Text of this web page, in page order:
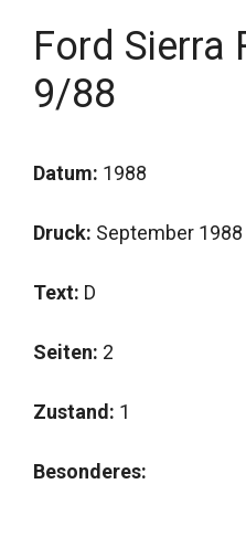
Ford Sierra
9/88
Datum: 1988
Druck: September 1988
Text: D
Seiten: 2
Zustand: 1
Besonderes: